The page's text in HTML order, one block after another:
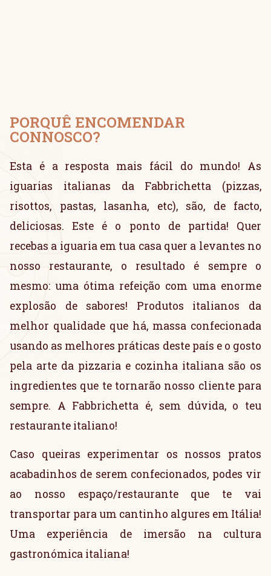
PORQUÊ ENCOMENDAR
CONNOSCO?
Esta é a resposta mais fácil do mundo! As
iguarias italianas da Fabbrichetta (pizzas,
risottos, pastas, lasanha, etc), são, de facto,
deliciosas. Este é o ponto de partida! Quer
recebas a iguaria em tua casa quer a levantes no
nosso restaurante, o resultado é sempre o
mesmo: uma ótima refeição com uma enorme
explosão de sabores! Produtos italianos da
melhor qualidade que há, massa confecionada
usando as melhores práticas deste país e o gosto
pela arte da pizzaria e cozinha italiana são os
ingredientes que te tornarão nosso cliente para
sempre. A Fabbrichetta é, sem dúvida, o teu
restaurante italiano!
Caso queiras experimentar os nossos pratos
acabadinhos de serem confecionados, podes vir
ao nosso espaço/restaurante que te vai
transportar para um cantinho algures em Itália!
Uma experiência de imersão na cultura
gastronómica italiana!